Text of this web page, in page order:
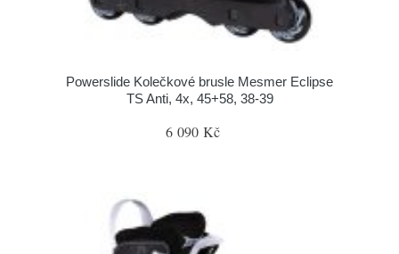
Powerslide Kolečkové brusle Mesmer Eclipse
TS Anti, 4x, 45+58, 38-39
6 090 Kč